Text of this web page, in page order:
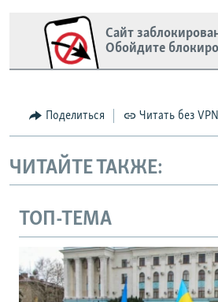
Сайт
Обойдите
Поделиться Читать без VPN
ЧИТАЙТЕ ТАКЖЕ:
ТОП-ТЕМА